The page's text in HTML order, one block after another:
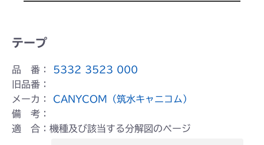
テープ
品 番：
5332 3523 000
旧品番：
メーカ： CANYCOM（筑水キャニコム）
備 考：
適 合：機種及び該当する分解図のページ